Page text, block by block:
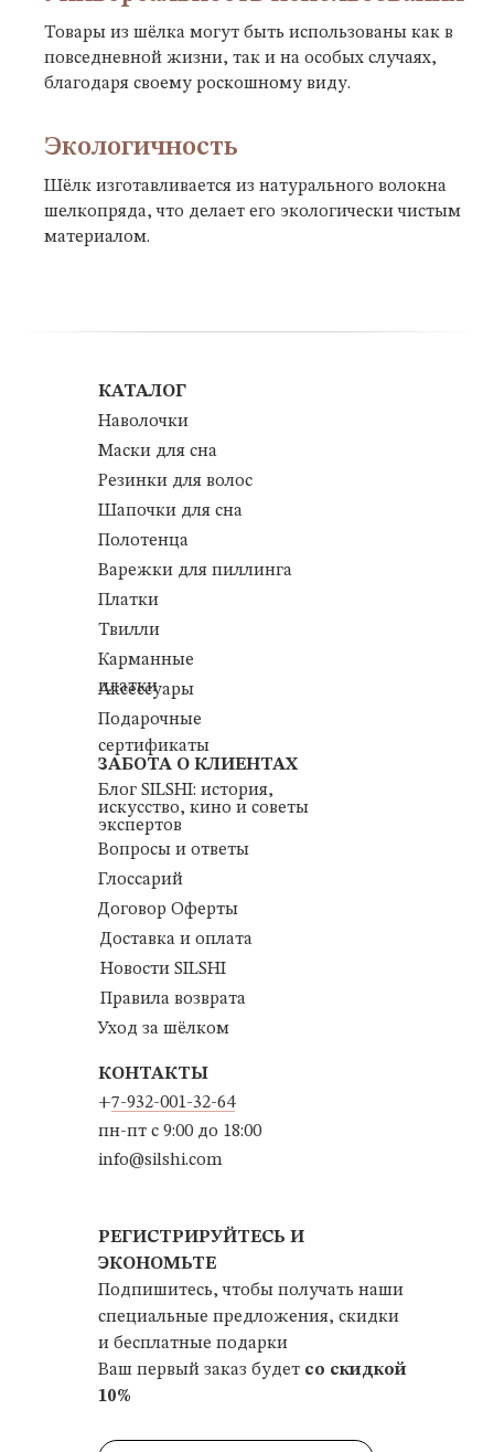
Товары из шёлка могут быть использованы как в
повседневной жизни, так и на особых случаях,
благодаря своему роскошному виду.
Экологичность
Шёлк изготавливается из натурального волокна
шелкопряда, что делает его экологически чистым
материалом.
Уход за шёлком
Правила возврата
Новости SILSHI
Доставка и оплата
Договор Оферты
Глоссарий
Вопросы и ответы
Блог SILSHI: история,
искусство, кино и советы
экспертов
ЗАБОТА О КЛИЕНТАХ
РЕГИСТРИРУЙТЕСЬ И
ЭКОНОМЬТЕ
Подпишитесь, чтобы получать наши
специальные предложения, скидки
и бесплатные подарки
Ваш первый заказ будет со скидкой
10%
КОНТАКТЫ
+7-932-001-32-64
пн-пт с 9:00 до 18:00
info@silshi.com
КАТАЛОГ
Наволочки
Резинки для волос
Шапочки для сна
Полотенца
Варежки для пиллинга
Платки
Карманные
платки
Аксессуары
Подарочные
сертификаты
Маски для сна
Твилли